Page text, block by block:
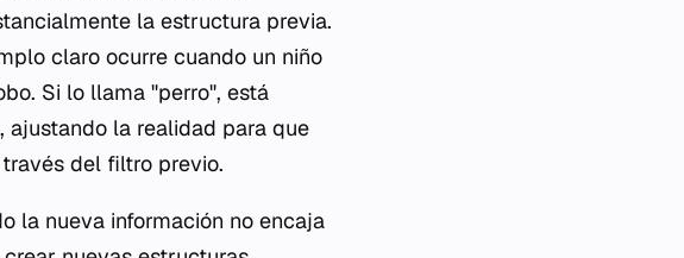
la estructura previa.
claro ocurre cuando un niño
Si lo llama "perro", está
ajustando la realidad para que
del filtro previo.
la nueva información no encaja